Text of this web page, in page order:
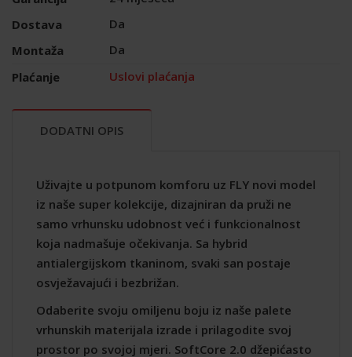
Dostava
Da
Montaža
Da
Plaćanje
Uslovi plaćanja
DODATNI OPIS
Uživajte u potpunom komforu uz FLY novi model
iz naše super kolekcije, dizajniran da pruži ne
samo vrhunsku udobnost već i funkcionalnost
koja nadmašuje očekivanja. Sa hybrid
antialergijskom tkaninom, svaki san postaje
osvježavajući i bezbrižan.
Odaberite svoju omiljenu boju iz naše palete
vrhunskih materijala izrade i prilagodite svoj
prostor po svojoj mjeri. SoftCore 2.0 džepićasto